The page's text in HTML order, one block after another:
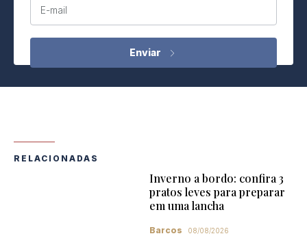
E-mail
RELACIONADAS
Inverno a bordo: confira 3
pratos leves para preparar
em uma lancha
Barcos 08/08/2026